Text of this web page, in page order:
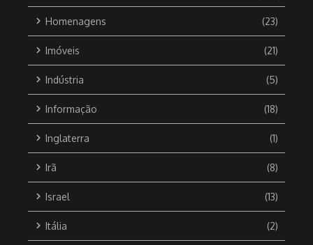
Homenagens (23)
Imóveis (21)
Indústria (5)
Informação (18)
Inglaterra (1)
Irã (8)
Israel (13)
Itália (2)